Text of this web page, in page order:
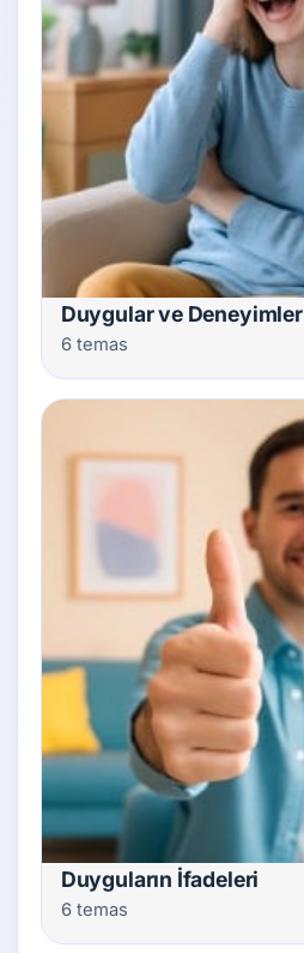
Duygular ve Deneyimler
6 temas
Duyguların İfadeleri
6 temas